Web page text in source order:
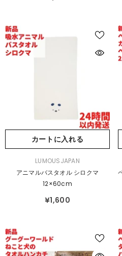
カートに入れる
LUMOUSJAPAN
アニマルバスタオル シロクマ
12×60cm
¥1,600